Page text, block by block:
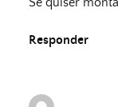
Responder